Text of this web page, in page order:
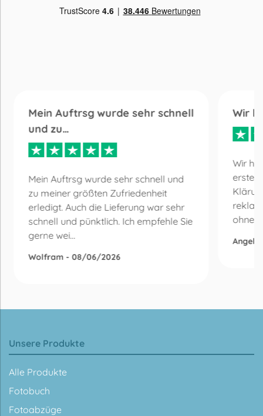
Mein Auftrsg wurde sehr schnell
und zu…
Mein Auftrsg wurde sehr schnell und
zu meiner größten Zufriedenheit
erledigt. Auch die Lieferung war sehr
schnell und pünktlich. Ich empfehle Sie
gerne wei...
Wolfram - 08/06/2026
Wir
Wir
erste
ohne
Unsere Produkte
Alle Produkte
Fotobuch
Fotoabzüge